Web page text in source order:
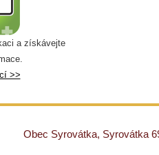
a získávejte
>>
Obec Syrovátka, Syrovátka